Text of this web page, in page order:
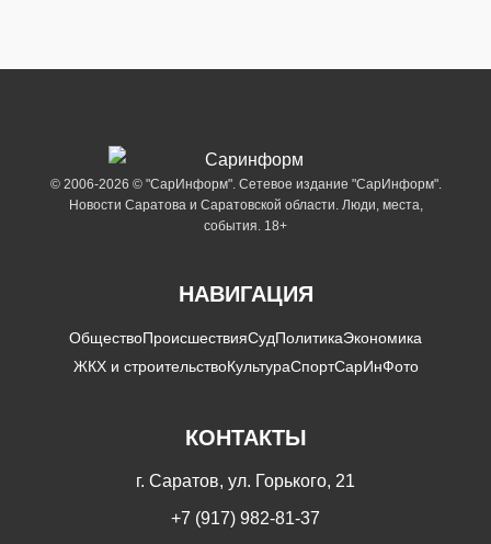
© 2006-2026 © "СарИнформ". Сетевое издание "СарИнформ".
Новости Саратова и Саратовской области. Люди, места,
события. 18+
НАВИГАЦИЯ
ОбществоПроисшествияСудПолитикаЭкономика
ЖКХ и строительствоКультураСпортСарИнФото
КОНТАКТЫ
г. Саратов, ул. Горького, 21
+7 (917) 982-81-37